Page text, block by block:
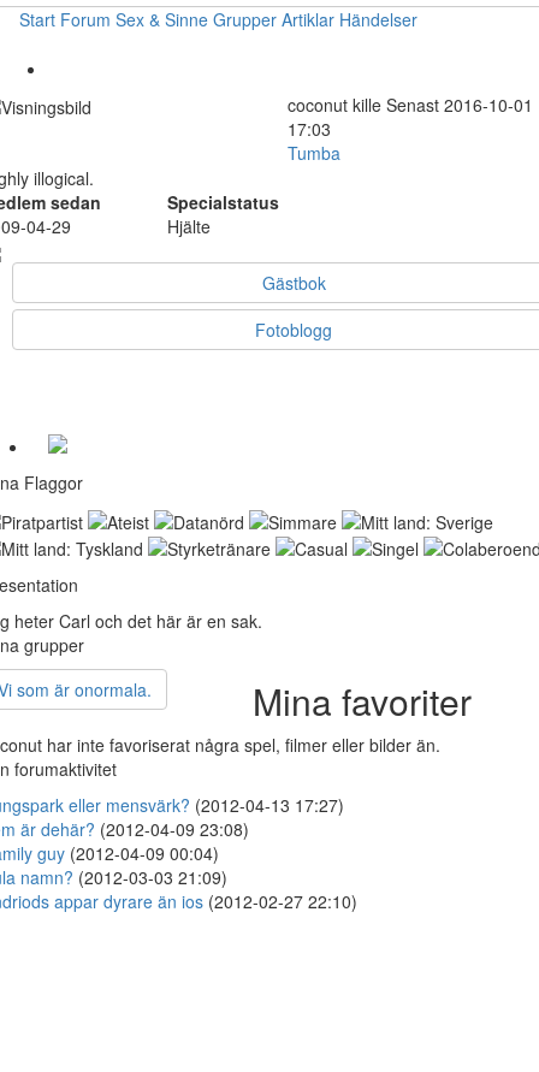
Start Forum Sex & Sinne Grupper Artiklar Händelser
coconut kille Senast 2016-10-01
17:03
Tumba
illogical.
sedan
Specialstatus
04-29
Hjälte
Gästbok
Fotoblogg
Flaggor
heter Carl och det här är en sak.
grupper
som är onormala.
Mina favoriter
har inte favoriserat några spel, filmer eller bilder än.
forumaktivitet
eller mensvärk? (2012-04-13 17:27)
är dehär? (2012-04-09 23:08)
guy (2012-04-09 00:04)
namn? (2012-03-03 21:09)
appar dyrare än ios (2012-02-27 22:10)